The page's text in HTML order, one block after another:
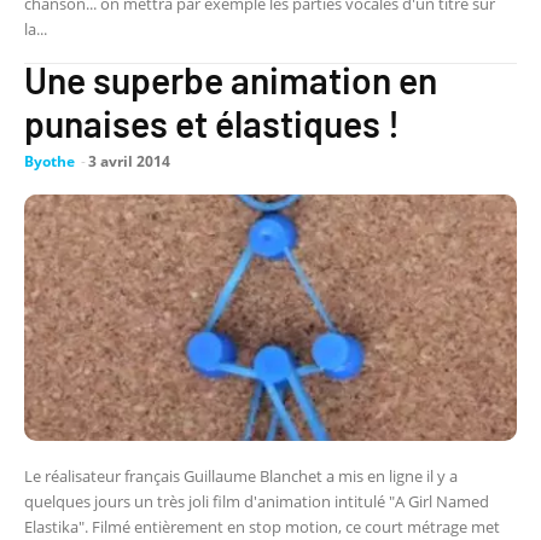
la...
Une superbe animation en
punaises et élastiques !
Byothe -3 avril 2014
Le réalisateur français Guillaume Blanchet a mis en ligne il y a
quelques jours un très joli film d'animation intitulé "A Girl Named
Elastika". Filmé entièrement en stop motion, ce court métrage met